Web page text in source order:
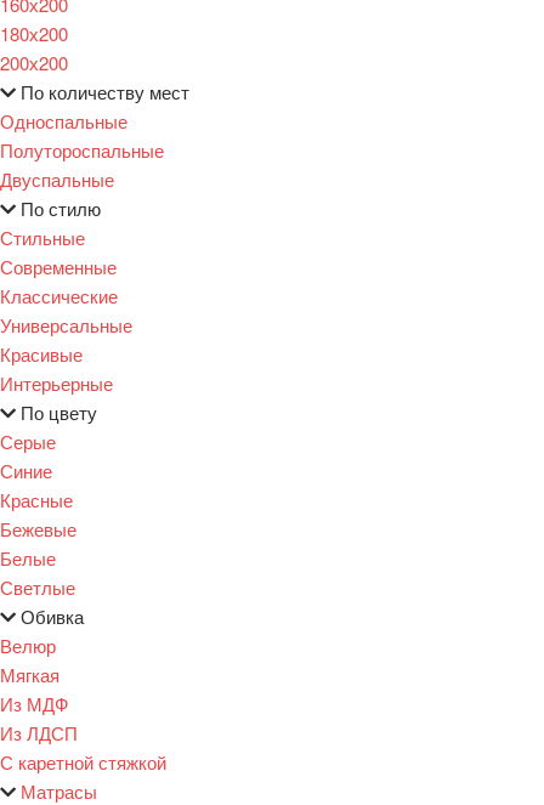
180х200
200х200
По количеству мест
Односпальные
Полутороспальные
Двуспальные
По стилю
Стильные
Современные
Классические
Универсальные
Красивые
Интерьерные
По цвету
Серые
Синие
Красные
Бежевые
Белые
Светлые
Обивка
Велюр
Мягкая
Из МДФ
Из ЛДСП
С каретной стяжкой
Матрасы